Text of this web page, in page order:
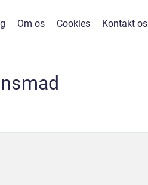
Om os Cookies Kontakt os